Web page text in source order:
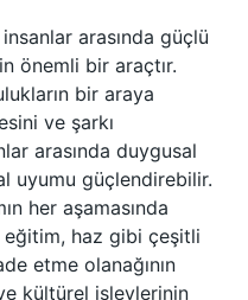
arasında güçlü
önemli bir araçtır.
bir araya
ve şarkı
arasında duygusal
uyumu güçlendirebilir.
her aşamasında
eğitim, haz gibi çeşitli
etme olanağının
kültürel işlevlerinin